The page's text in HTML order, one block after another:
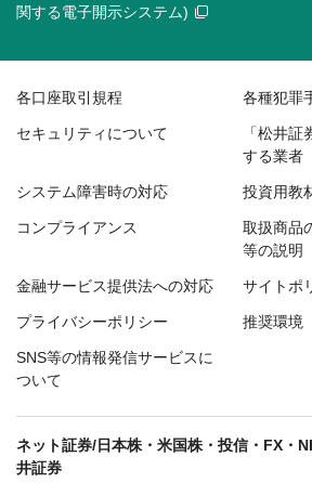
関する電子開示システム)
各口座取引規程 各種犯罪
セキュリティについて
「松井
する業者
システム障害時の対応 投資用教
コンプライアンス
取扱商品
等の説明
金融サービス提供法への対応 サイトポ
プライバシーポリシー 推奨環境
SNS等の情報発信サービスに
ついて
ネット証券/日本株・米国株・投信・FX・
井証券